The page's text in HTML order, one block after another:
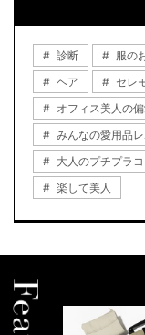
診断 服の
ヘア
セレ
オフィス美人の
みんなの愛用品レ
大人のプチプラ
楽して美人